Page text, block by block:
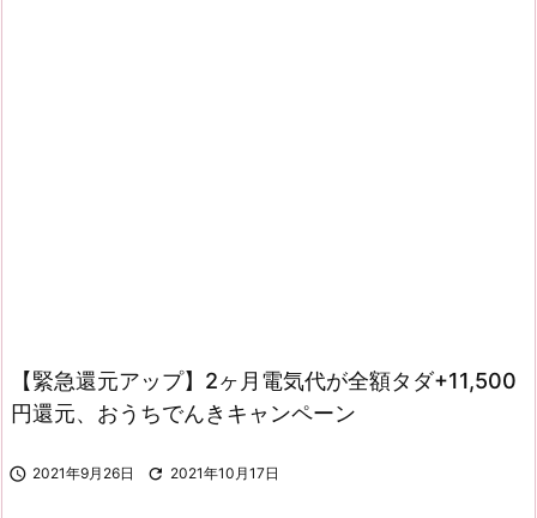
【緊急還元アップ】2ヶ月電気代が全額タダ+11,500
円還元、おうちでんきキャンペーン
 2021年9月26日  2021年10月17日